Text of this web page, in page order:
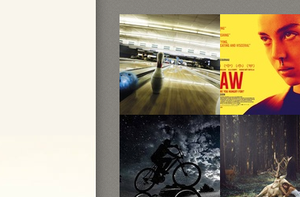
Креативная
фотография
Филипа
Рострона
Хидео
Кодзима
поделился
списком 22
...